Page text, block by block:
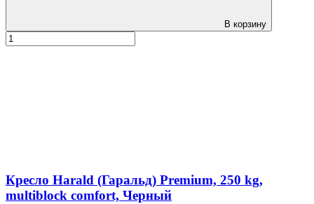
В корзину
Кресло Harald (Гаральд) Premium, 250 kg,
multiblock comfort, Черный